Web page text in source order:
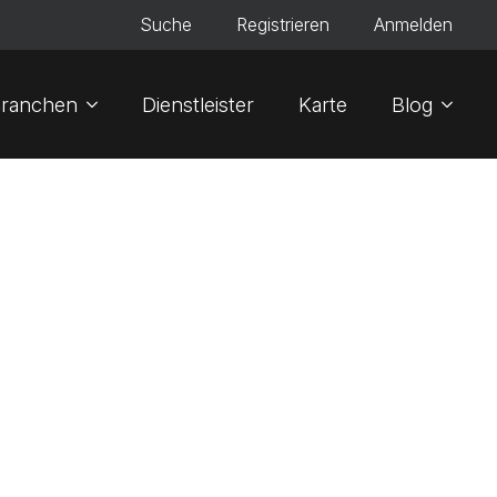
Suche Registrieren Anmelden
Dienstleister Karte Blog